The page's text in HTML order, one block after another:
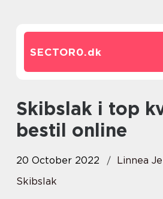
SECTOR0.dk
Skibslak i top kvalitet –
bestil online
20 October 2022
Linnea
Skibslak